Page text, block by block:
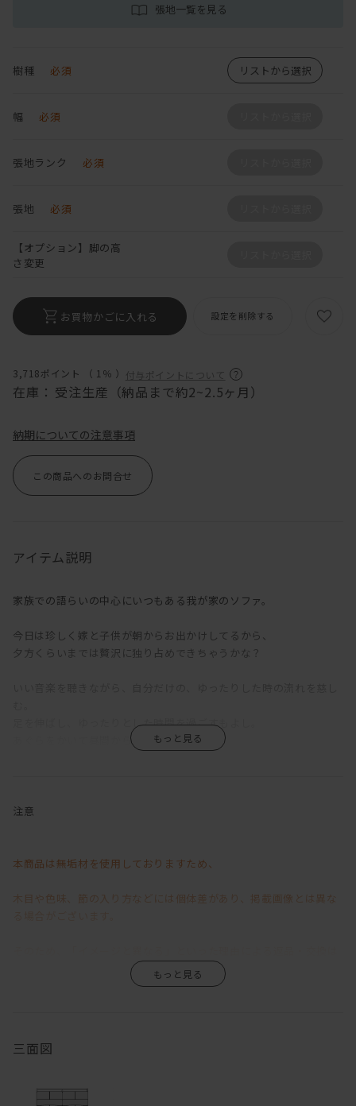
3,718ポイント （ 1％ ） 付与ポイントについて
在庫： 受注生産（納品まで約2~2.5ヶ月）
張地一覧を見る
樹種 必須 リストから選択
幅 必須
張地ランク 必須
張地 必須
【オプション】脚の高
さ変更
お買物かごに入れる 設定を削除する
納期についての注意事項
この商品へのお問合せ
アイテム説明
家族での語らいの中心にいつもある我が家のソファ。
今日は珍しく嫁と子供が朝からお出かけしてるから、
夕方くらいまでは贅沢に独り占めできちゃうかな？
足を伸ばし、ゆったりとした時間を過ごすもよし。
あぐらをかいて昼間からお酒を呑むもよし。
がらも、
といった私の要望を叶えるべくしてか、
背面がマガジン収納になっているというからもう驚きを隠せないで
ふんだんに使われた羽毛とハイバックスタイルによる掛け心地が、
注意
本商品は無垢材を使用しておりますため、
木目や色味、節の入り方などには個体差があり、掲載画像とは異な
お受けいたしかねますので、あらかじめご了承くださいますようお
と幸いです。
三面図